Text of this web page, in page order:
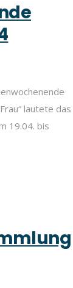
lautete das
19.04. bis